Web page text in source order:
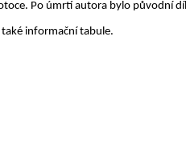
Po úmrtí autora bylo původní
také informační tabule.